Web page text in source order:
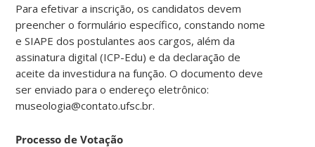
Para efetivar a inscrição, os candidatos devem
preencher o formulário específico, constando nome
e SIAPE dos postulantes aos cargos, além da
assinatura digital (ICP-Edu) e da declaração de
aceite da investidura na função. O documento deve
ser enviado para o endereço eletrônico:
museologia@contato.ufsc.br.
Processo de Votação